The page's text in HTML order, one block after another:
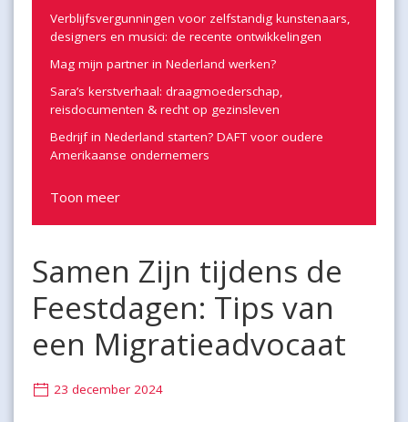
Verblijfsvergunningen voor zelfstandig kunstenaars,
designers en musici: de recente ontwikkelingen
Mag mijn partner in Nederland werken?
Sara’s kerstverhaal: draagmoederschap,
reisdocumenten & recht op gezinsleven
Bedrijf in Nederland starten? DAFT voor oudere
Amerikaanse ondernemers
Toon meer
Samen Zijn tijdens de
Feestdagen: Tips van
een Migratieadvocaat
23 december 2024